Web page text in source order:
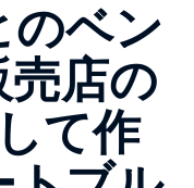
のベン
売店の
て作